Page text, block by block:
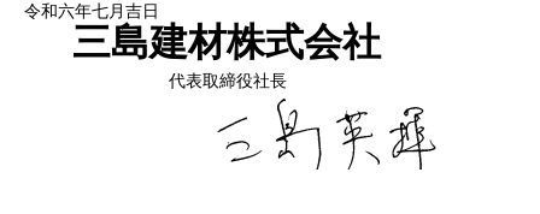
令和六年七月吉日
三島建材株式会社
代表取締役社長